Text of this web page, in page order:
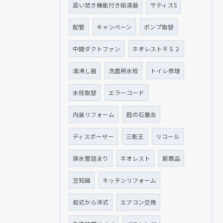
追い焚き機能付き給湯器 サティスS
配管 キャンペーン ポンプ取替
中間ダクトファン ネオレストＲＳ２
湯沸し器 洗面用水栓 トイレ修理
水栓取替 エラーコード
内装リフォーム 庭の石撤去
ディスポーザー 三乾王 リコール
排水管詰まり ネオレスト 新商品
豆知識 キッチンリフォーム
和式から洋式 エアコン交換